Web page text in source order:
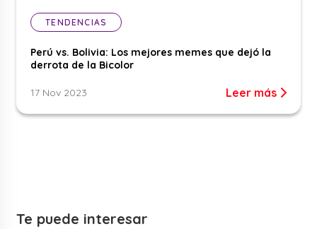
TENDENCIAS
Perú vs. Bolivia: Los mejores memes que dejó la
derrota de la Bicolor
17 Nov 2023 Leer más
Te puede interesar